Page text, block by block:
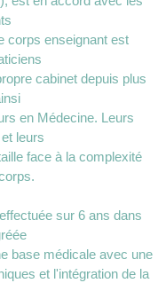
corps enseignant est
cabinet depuis plus
en Médecine. Leurs
leurs
face à la complexité
sur 6 ans dans
base médicale avec une
et l'intégration de la